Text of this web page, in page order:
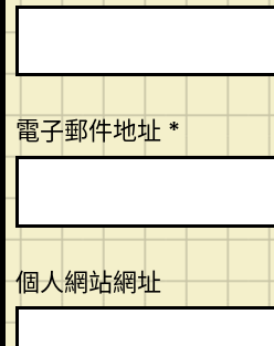
電子郵件地址 *
個人網站網址